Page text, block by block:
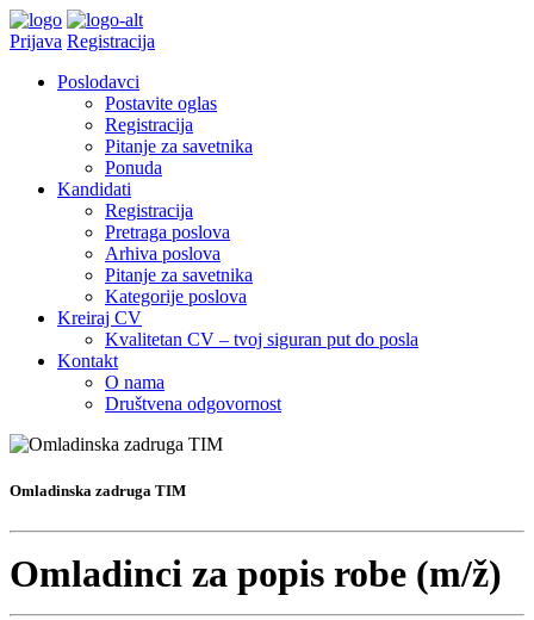
Prijava Registracija
Poslodavci
Postavite oglas
Registracija
Pitanje za savetnika
Ponuda
Kandidati
Registracija
Pretraga poslova
Arhiva poslova
Pitanje za savetnika
Kategorije poslova
Kreiraj CV
Kvalitetan CV – tvoj siguran put do posla
Kontakt
O nama
Društvena odgovornost
Omladinska zadruga TIM
Omladinci za popis robe (m/ž)